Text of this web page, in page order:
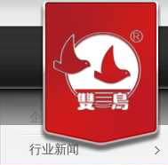
媒体聚焦
企业新闻
行业新闻